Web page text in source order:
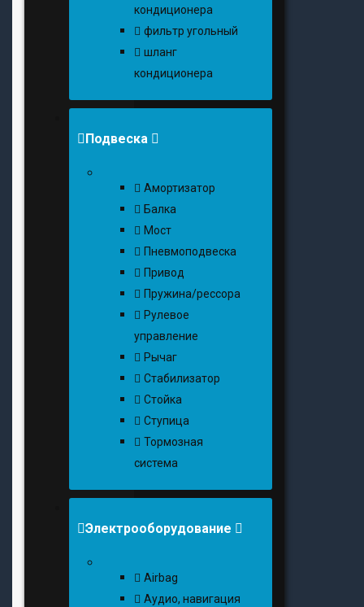
кондиционера
фильтр угольный
шланг
кондиционера
Подвеска
Амортизатор
Балка
Мост
Пневмоподвеска
Привод
Пружина/рессора
Рулевое
управление
Рычаг
Стабилизатор
Стойка
Ступица
Тормозная
система
Электрооборудование
Airbag
Аудио, навигация